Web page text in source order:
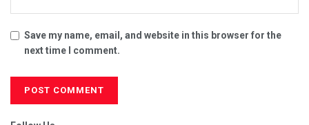
Save my name, email, and website in this browser for the
next time I comment.